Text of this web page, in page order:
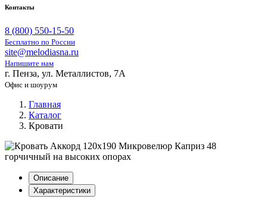
Контакты
8 (800) 550-15-50
Бесплатно по России
site@melodiasna.ru
Напишите нам
г. Пенза, ул. Металлистов, 7А
Офис и шоурум
Главная
Каталог
Кровати
Описание
Характеристики